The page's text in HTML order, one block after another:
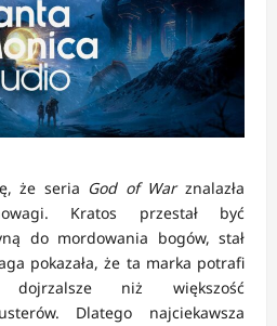
że seria God of Warznalazła
Kratos przestał być
do mordowania bogów, stał
pokazała, że ta marka potrafi
dojrzalsze niż większość
Dlatego najciekawsza